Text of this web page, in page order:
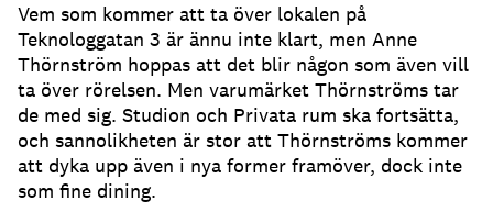
Vem som kommer att ta över lokalen på
Teknologgatan 3 är ännu inte klart, men Anne
Thörnström hoppas att det blir någon som även vill
ta över rörelsen. Men varumärket Thörnströms tar
de med sig. Studion och Privata rum ska fortsätta,
och sannolikheten är stor att Thörnströms kommer
att dyka upp även i nya former framöver, dock inte
som fine dining.